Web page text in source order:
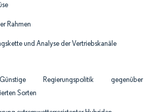
Rahmen
und Analyse der Vertriebskanäle
Regierungspolitik gegenüber
Sorten